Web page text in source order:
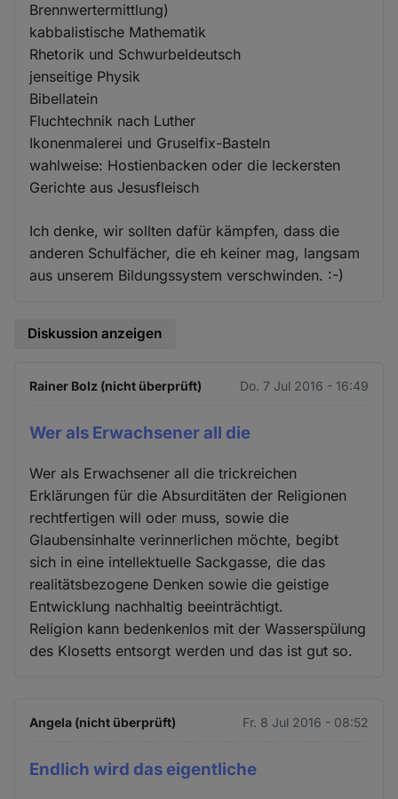
Brennwertermittlung)
kabbalistische Mathematik
Rhetorik und Schwurbeldeutsch
jenseitige Physik
Bibellatein
Fluchtechnik nach Luther
Ikonenmalerei und Gruselfix-Basteln
wahlweise: Hostienbacken oder die leckersten
Gerichte aus Jesusfleisch
Ich denke, wir sollten dafür kämpfen, dass die
anderen Schulfächer, die eh keiner mag, langsam
aus unserem Bildungssystem verschwinden. :-)
Diskussion anzeigen
Rainer Bolz (nicht überprüft) Do. 7 Jul 2016 - 16:49
Wer als Erwachsener all die
Wer als Erwachsener all die trickreichen
Erklärungen für die Absurditäten der Religionen
rechtfertigen will oder muss, sowie die
Glaubensinhalte verinnerlichen möchte, begibt
sich in eine intellektuelle Sackgasse, die das
realitätsbezogene Denken sowie die geistige
Entwicklung nachhaltig beeinträchtigt.
Religion kann bedenkenlos mit der Wasserspülung
des Klosetts entsorgt werden und das ist gut so.
Angela (nicht überprüft) Fr. 8 Jul 2016 - 08:52
Endlich wird das eigentliche